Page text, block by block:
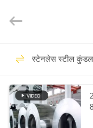
उत्पादों
वीडियो
Product
Co.,Ltd.
Reserved.
स्टेनलेस
स्टेनलेस स्टील कुंडल